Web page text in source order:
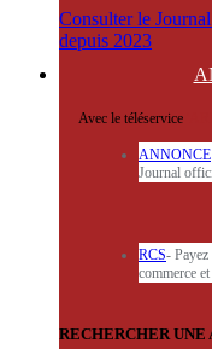
Consulter le
depuis 2023
Avec le téléservice
ANNONCE
Journal
RCS-
commerce et
RECHERCHER UNE